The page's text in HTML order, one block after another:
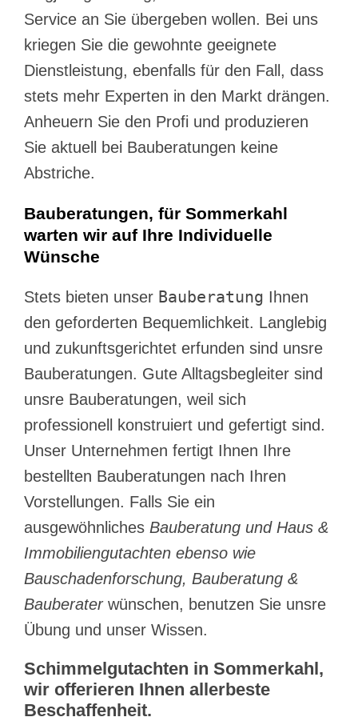
Service an Sie übergeben wollen. Bei uns
kriegen Sie die gewohnte geeignete
Dienstleistung, ebenfalls für den Fall, dass
stets mehr Experten in den Markt drängen.
Anheuern Sie den Profi und produzieren
Sie aktuell bei Bauberatungen keine
Abstriche.
Bauberatungen, für Sommerkahl
warten wir auf Ihre Individuelle
Wünsche
Stets bieten unser Bauberatung Ihnen
den geforderten Bequemlichkeit. Langlebig
und zukunftsgerichtet erfunden sind unsre
Bauberatungen. Gute Alltagsbegleiter sind
unsre Bauberatungen, weil sich
professionell konstruiert und gefertigt sind.
Unser Unternehmen fertigt Ihnen Ihre
bestellten Bauberatungen nach Ihren
Vorstellungen. Falls Sie ein
ausgewöhnliches Bauberatung und Haus &
Immobiliengutachten ebenso wie
Bauschadenforschung, Bauberatung &
Bauberaterwünschen, benutzen Sie unsre
Übung und unser Wissen.
Schimmelgutachten in Sommerkahl,
wir offerieren Ihnen allerbeste
Beschaffenheit.